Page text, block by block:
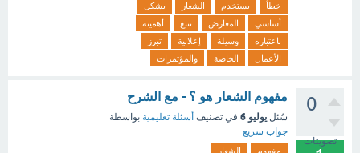
خطأ يستخدم الشعار
بشكل
أساسي
المعارض تتبع
أهميته
باعتباره
وسيلة إعلانية
تبرز
الأعمال
الخاصة والمؤتمرات
0
تصويتات
مفهوم الشعار هو ؟ - مع الشرح
سُئل يوليو 6 في تصنيف أسئلة تعليمية بواسطة
جواب سريع
مفهوم الشعار